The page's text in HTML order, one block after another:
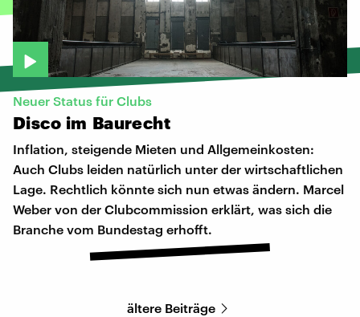
Neuer Status für Clubs
Disco im Baurecht
Inflation, steigende Mieten und Allgemeinkosten:
Auch Clubs leiden natürlich unter der wirtschaftlichen
Lage. Rechtlich könnte sich nun etwas ändern. Marcel
Weber von der Clubcommission erklärt, was sich die
Branche vom Bundestag erhofft.
ältere Beiträge